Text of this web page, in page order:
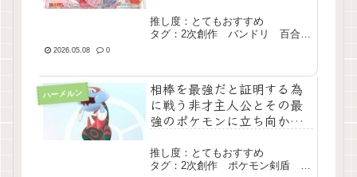
推し度：とてもおすすめ
タグ：2次創作 バンドリ 百合
2026.05.08 0
ハーメルン
相棒を最強だと証明する為
に戦う非才主人公とその最
強のポケモンに立ち向かう
トル「エラがみ無双」
推し度：とてもおすすめ
タグ：2次創作 ポケモン剣盾 主